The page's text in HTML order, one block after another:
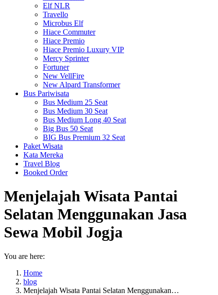
Elf NLR
Travello
Microbus Elf
Hiace Commuter
Hiace Premio
Hiace Premio Luxury VIP
Mercy Sprinter
Fortuner
New VellFire
New Alpard Transformer
Bus Pariwisata
Bus Medium 25 Seat
Bus Medium 30 Seat
Bus Medium Long 40 Seat
Big Bus 50 Seat
BIG Bus Premium 32 Seat
Paket Wisata
Kata Mereka
Travel Blog
Booked Order
Menjelajah Wisata Pantai
Selatan Menggunakan Jasa
Sewa Mobil Jogja
You are here:
Home
blog
Menjelajah Wisata Pantai Selatan Menggunakan…